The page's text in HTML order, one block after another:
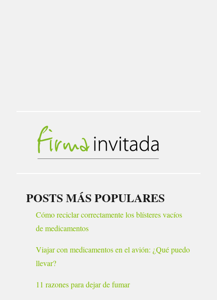
POSTS MÁS POPULARES
Cómo reciclar correctamente los blísteres vacíos
de medicamentos
Viajar con medicamentos en el avión: ¿Qué puedo
llevar?
11 razones para dejar de fumar